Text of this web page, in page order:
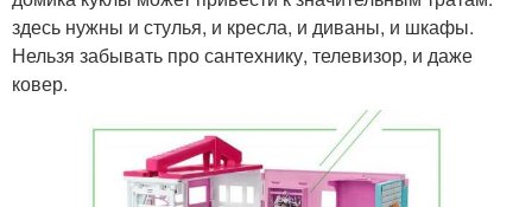
здесь нужны и стулья, и кресла, и диваны, и шкафы.
Нельзя забывать про сантехнику, телевизор, и даже
ковер.